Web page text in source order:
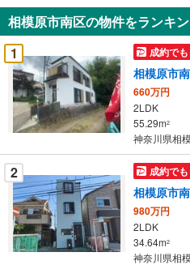
知
を
受
け
取
る
・
条
件
を
マ
イ
ペ
ー
相模原市南区の物件をランキ
1
成約で
相模原市
660万円
2LDK
55.29m2
神奈川県相
2 成約で
相模原市
980万円
2LDK
34.64m2
神奈川県相